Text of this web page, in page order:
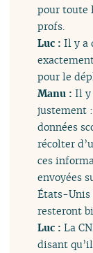
pour toute
profs.
Luc :Il y a
pour le
Manu :Il y
justement
données
récolter
ces
envoyées
États-Unis
resteront
Luc :La
disant